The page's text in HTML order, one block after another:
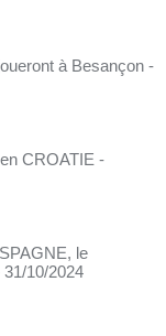
à Besançon -
CROATIE -
le
31/10/2024